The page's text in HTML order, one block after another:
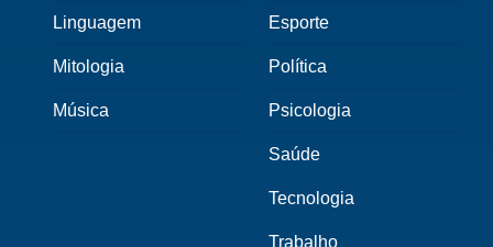
Linguagem
Mitologia
Música
Esporte
Política
Psicologia
Saúde
Tecnologia
Trabalho